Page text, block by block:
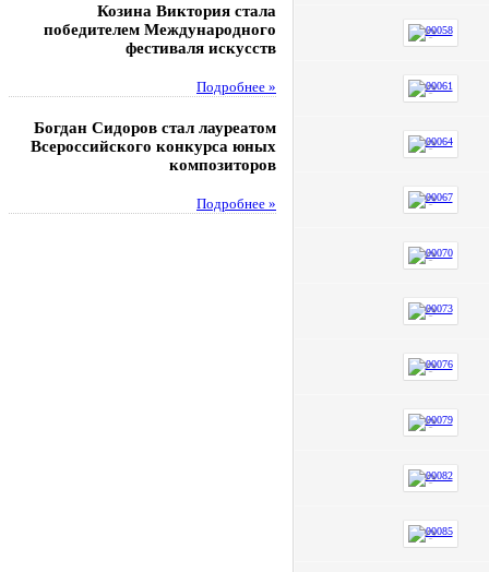
Козина Виктория стала
победителем Международного
фестиваля искусств
Подробнее »
Богдан Сидоров стал лауреатом
Всероссийского конкурса юных
композиторов
Подробнее »
турнира
Педагоги
этапа XXI
конкурса «За